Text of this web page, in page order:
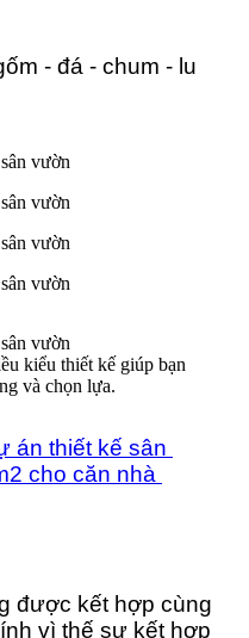
- đá - chum - lu
kiểu thiết kế giúp bạn
và chọn lựa.
án thiết kế sân
cho căn nhà
được kết hợp cùng
vì thế sự kết hợp